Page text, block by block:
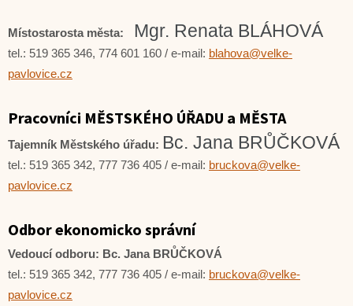
Místostarosta města: Mgr. Renata BLÁHOVÁ
tel.: 519 365 346, 774 601 160 / e-mail: blahova@velke-
pavlovice.cz
Pracovníci MĚSTSKÉHO ÚŘADU a MĚSTA
Tajemník Městského úřadu: Bc. Jana BRŮČKOVÁ
tel.: 519 365 342, 777 736 405 / e-mail: bruckova@velke-
pavlovice.cz
Odbor ekonomicko správní
Vedoucí odboru: Bc. Jana BRŮČKOVÁ
tel.: 519 365 342, 777 736 405 / e-mail: bruckova@velke-
pavlovice.cz